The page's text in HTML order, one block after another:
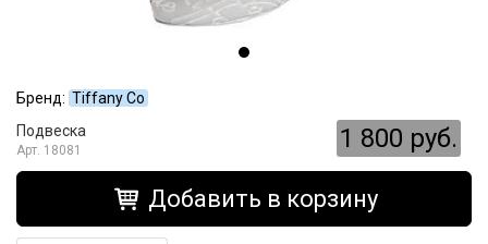
Бренд: Tiffany Co
Подвеска
18081 1 800 руб.
Добавить в корзину